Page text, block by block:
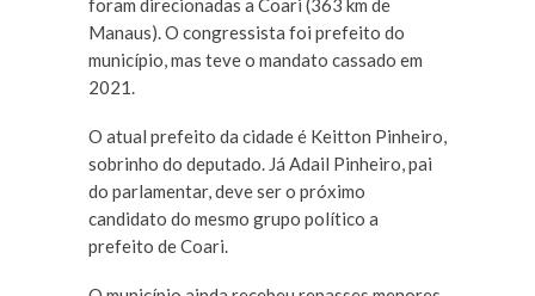
foram direcionadas a Coari (363 km de
Manaus). O congressista foi prefeito do
município, mas teve o mandato cassado em
2021.
O atual prefeito da cidade é Keitton Pinheiro,
sobrinho do deputado. Já Adail Pinheiro, pai
do parlamentar, deve ser o próximo
candidato do mesmo grupo político a
prefeito de Coari.